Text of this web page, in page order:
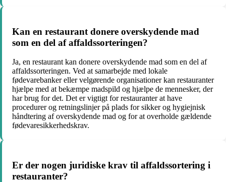
Kan en restaurant donere overskydende mad
som en del af affaldssorteringen?
Ja, en restaurant kan donere overskydende mad som en del af
affaldssorteringen. Ved at samarbejde med lokale
fødevarebanker eller velgørende organisationer kan restauranter
hjælpe med at bekæmpe madspild og hjælpe de mennesker, der
har brug for det. Det er vigtigt for restauranter at have
procedurer og retningslinjer på plads for sikker og hygiejnisk
håndtering af overskydende mad og for at overholde gældende
fødevaresikkerhedskrav.
Er der nogen juridiske krav til affaldssortering i
restauranter?